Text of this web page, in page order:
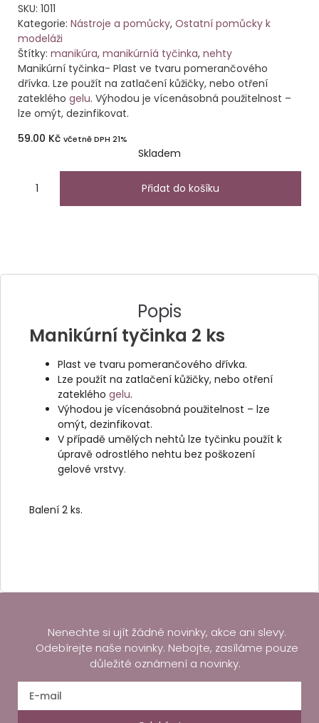
SKU: 1011
Kategorie: Nástroje a pomůcky, Ostatní pomůcky k
modeláži
Štítky: manikúra, manikúrníá tyčinka, nehty
Manikúrní tyčinka- Plast ve tvaru pomerančového
dřívka. Lze použít na zatlačení kůžičky, nebo otření
zateklého gelu. Výhodou je vícenásobná použitelnost –
lze omýt, dezinfikovat.
59.00 Kč včetně DPH 21%
Skladem
Přidat do košíku
Popis
Manikúrní tyčinka 2 ks
Plast ve tvaru pomerančového dřívka.
Lze použít na zatlačení kůžičky, nebo otření
zateklého gelu.
Výhodou je vícenásobná použitelnost – lze
omýt, dezinfikovat.
V případě umělých nehtů lze tyčinku použít k
úpravě odrostlého nehtu bez poškození
gelové vrstvy.
Balení 2 ks.
Nenechte si ujít žádné novinky, akce ani slevy.
Odebírejte naše novinky. Nebojte, zasíláme pouze
důležité oznámení a novinky.